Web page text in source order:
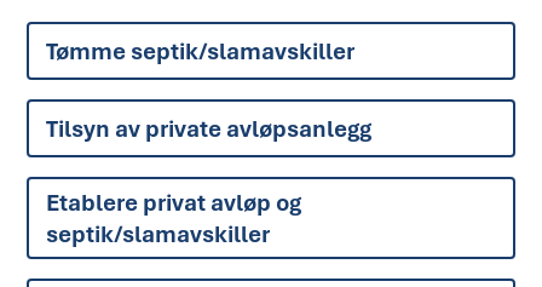
Tømme septik/slamavskiller
Tilsyn av private avløpsanlegg
Etablere privat avløp og
septik/slamavskiller